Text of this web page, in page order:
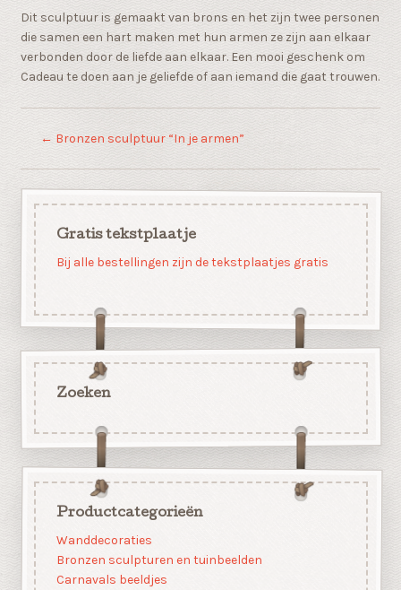
Dit sculptuur is gemaakt van brons en het zijn twee personen
die samen een hart maken met hun armen ze zijn aan elkaar
verbonden door de liefde aan elkaar. Een mooi geschenk om
Cadeau te doen aan je geliefde of aan iemand die gaat trouwen.
← Bronzen sculptuur “In je armen”
Gratis tekstplaatje
Bij alle bestellingen zijn de tekstplaatjes gratis
Zoeken
Productcategorieën
Wanddecoraties
Bronzen sculpturen en tuinbeelden
Carnavals beeldjes